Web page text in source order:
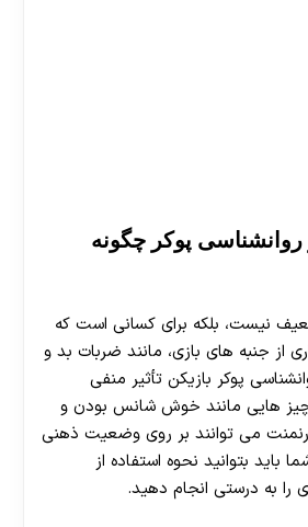
روانشناسی پوکر چگونه
نیست، بلکه برای کسانی است که
از جنبه های بازی، مانند ضربات بد و
پوکر بازیکن تأثیر منفی
چیز هایی مانند خوش شانس بودن و
می توانند بر روی وضعیت ذهنی
باید بتوانید نحوه استفاده از
را به درستی انجام دهید.